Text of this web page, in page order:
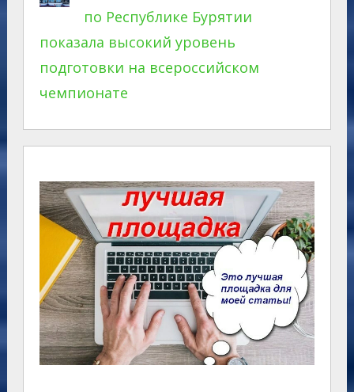
по Республике Бурятии
показала высокий уровень
подготовки на всероссийском
чемпионате